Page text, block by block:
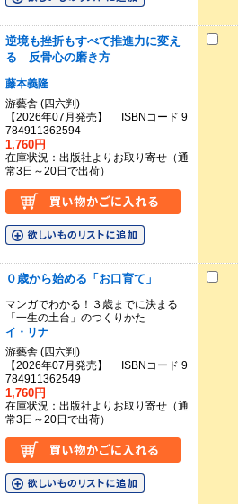
逆境も挫折もすべて推進力に変え
る 反骨心の磨き方
藤本義隆
游藝舎 (四六判)
【2026年07月発売】 ISBNコード 9
784911362594
1,760円
在庫状況：出版社よりお取り寄せ（通
常3日～20日で出荷）
０歳から始める「お口育て」
マンガでわかる！３歳までに決まる
「一生の土台」のつくりかた
イ・リナ
游藝舎 (四六判)
【2026年07月発売】 ISBNコード 9
784911362549
1,760円
在庫状況：出版社よりお取り寄せ（通
常3日～20日で出荷）